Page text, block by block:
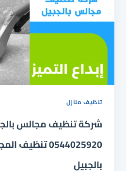
تنظيف منازل
شركة تنظيف مجالس
0544025920
بالجبيل